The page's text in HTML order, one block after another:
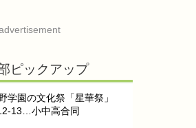
ピックアップ
学園の文化祭「星華祭」
13…小中高合同